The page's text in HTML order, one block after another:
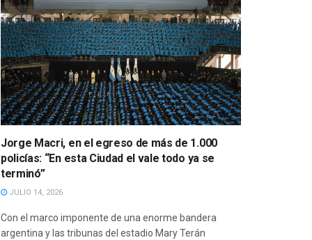
Jorge Macri, en el egreso de más de 1.000
policías: “En esta Ciudad el vale todo ya se
terminó”
JULIO 14, 2026
Con el marco imponente de una enorme bandera
argentina y las tribunas del estadio Mary Terán